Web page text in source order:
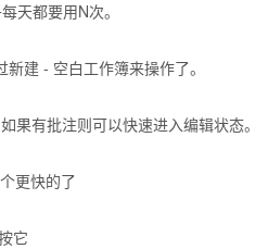
天都要用N次。
建 - 空白工作簿来操作了。
果有批注则可以快速进入编辑状态。
更快的了
它